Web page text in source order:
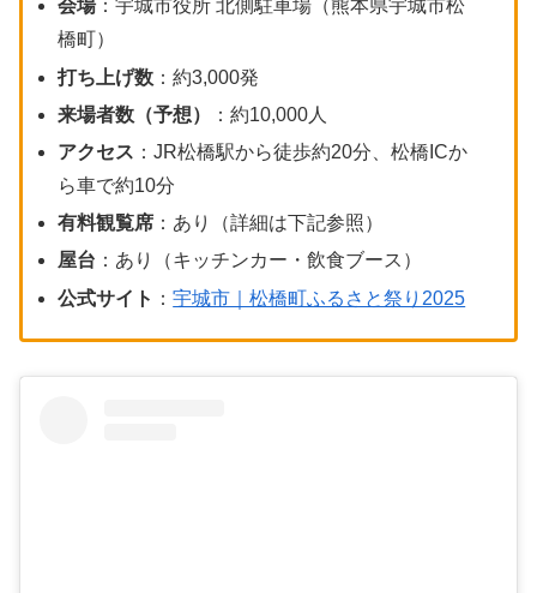
会場：宇城市役所 北側駐車場（熊本県宇城市松
橋町）
打ち上げ数 ：約3,000発
来場者数（予想）
：約10,000人
アクセス ：JR松橋駅から徒歩約20分、松橋ICか
ら車で約10分
有料観覧席 ：あり（詳細は下記参照）
屋台 ：あり（キッチンカー・飲食ブース）
公式サイト ：宇城市｜松橋町ふるさと祭り2025